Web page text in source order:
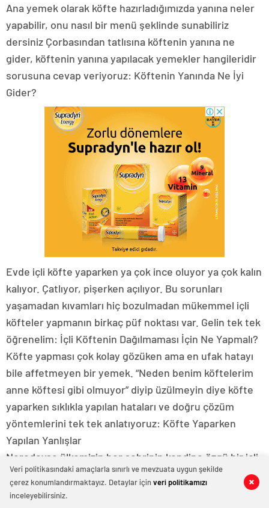
0 0
0 0
0 0
Ana yemek olarak köfte hazırladığımızda yanına neler
yapabilir, onu nasıl bir menü şeklinde sunabiliriz
dersiniz Çorbasından tatlısına köftenin yanına ne
gider, köftenin yanına yapılacak yemekler hangileridir
sorusuna cevap veriyoruz: Köftenin Yanında Ne İyi
Gider?
Evde içli köfte yaparken ya çok ince oluyor ya çok kalın
kalıyor. Çatlıyor, pişerken açılıyor. Bu sorunları
yaşamadan kıvamları hiç bozulmadan mükemmel içli
köfteler yapmanın birkaç püf noktası var. Gelin tek tek
öğrenelim: İçli Köftenin Dağılmaması İçin Ne Yapmalı?
Köfte yapması çok kolay gözüken ama en ufak hatayı
bile affetmeyen bir yemek. “Neden benim köftelerim
anne köftesi gibi olmuyor” diyip üzülmeyin diye köfte
yaparken sıklıkla yapılan hataları ve doğru çözüm
yöntemlerini tek tek anlatıyoruz: Köfte Yaparken
Yapılan Yanlışlar
Neredeyse ülkemizin her şehrinin kendine özgü bir içli
köfte usulü var. Bazıları kızartılarak bazıları haşlanarak
hazırlanıyor, afiyetle yeniyor. Tam ölçülü, pişerken
Veri politikasındaki amaçlarla sınırlı ve mevzuata uygun şekilde
çerez konumlandırmaktayız. Detaylar içinveri politikamızı
inceleyebilirsiniz.